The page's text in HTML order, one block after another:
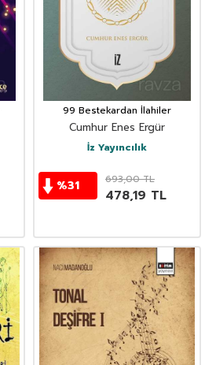
99 Bestekardan İlahiler
Cumhur Enes Ergür
İz Yayıncılık
%31 693,00TL
478,19 TL